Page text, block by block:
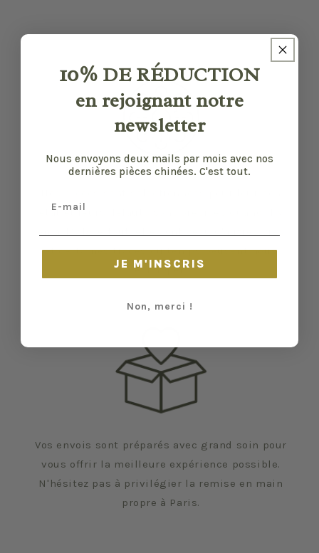
état et leurs défauts sont précisés quand il y
et certaines traces du temps peuvent nous
échapper.
Vos envois sont préparés avec grand soin pour
vous offrir la meilleure expérience possible.
N'hésitez pas à privilégier la remise en main
propre à Paris.
10% DE RÉDUCTION
en rejoignant notre
newsletter
Nous envoyons deux mails par mois avec nos
dernières pièces chinées. C'est tout.
JE M'INSCRIS
Non, merci !